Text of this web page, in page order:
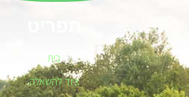
בית
ציוד להשאלה